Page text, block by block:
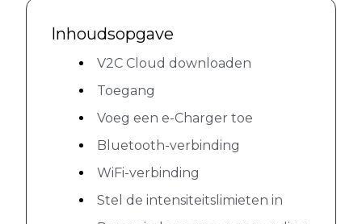
Inhoudsopgave
V2C Cloud downloaden
Toegang
Voeg een e-Charger toe
Bluetooth-verbinding
WiFi-verbinding
Stel de intensiteitslimieten in